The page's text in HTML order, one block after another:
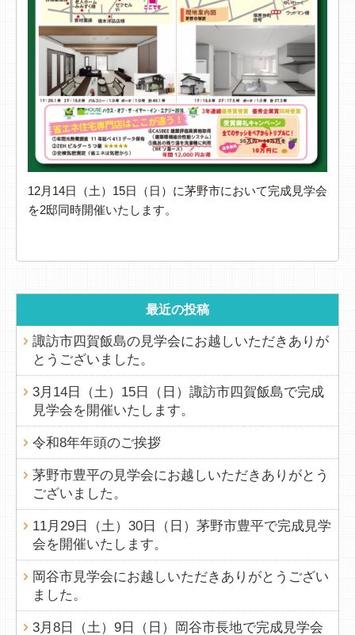
12月14日（土）15日（日）に茅野市において完成見学会
を2邸同時開催いたします。
最近の投稿
諏訪市四賀飯島の見学会にお越しいただきありが
とうございました。
3月14日（土）15日（日）諏訪市四賀飯島で完成
見学会を開催いたします。
令和8年年頭のご挨拶
茅野市豊平の見学会にお越しいただきありがとう
ございました。
11月29日（土）30日（日）茅野市豊平で完成見学
会を開催いたします。
岡谷市見学会にお越しいただきありがとうござい
ました。
3月8日（土）9日（日）岡谷市長地で完成見学会